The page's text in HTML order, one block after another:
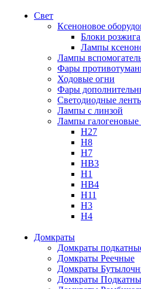
Свет
Ксеноновое
Блоки розжига
Лампы
Лампы
Фары
Ходовые огни
Фары
Светодиодные
Лампы с линзой
Лампы галогеновые
H27
H8
H7
HB3
H1
HB4
H11
H3
H4
Домкраты
Домкраты
Домкраты Реечные
Домкраты
Домкраты